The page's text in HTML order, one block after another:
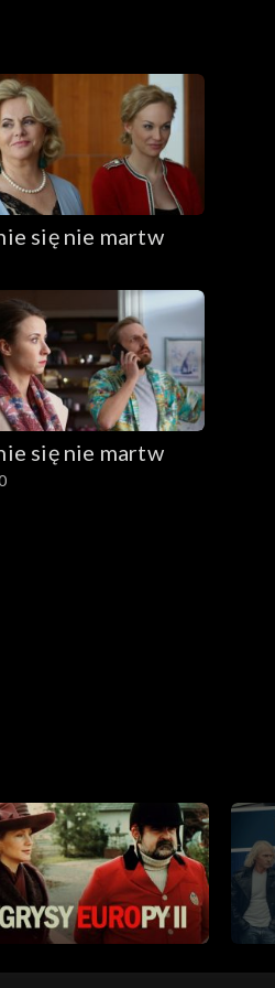
się nie martw
się nie martw